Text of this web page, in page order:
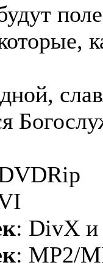
: DivX
: MP2/